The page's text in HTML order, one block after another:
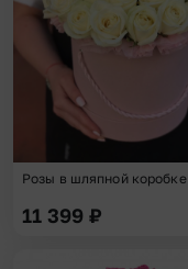
Розы в шляпной коробке
11 399 ₽